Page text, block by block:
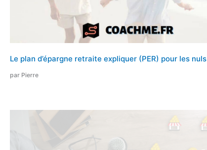
Le plan d’épargne retraite expliquer (PER) pour les nuls
par Pierre